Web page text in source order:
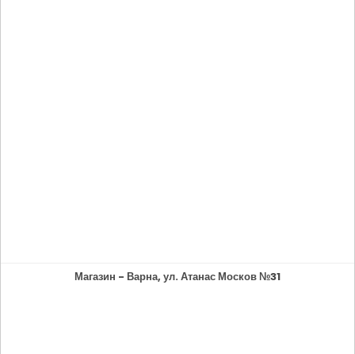
Магазин - Варна, ул. Атанас Москов №31